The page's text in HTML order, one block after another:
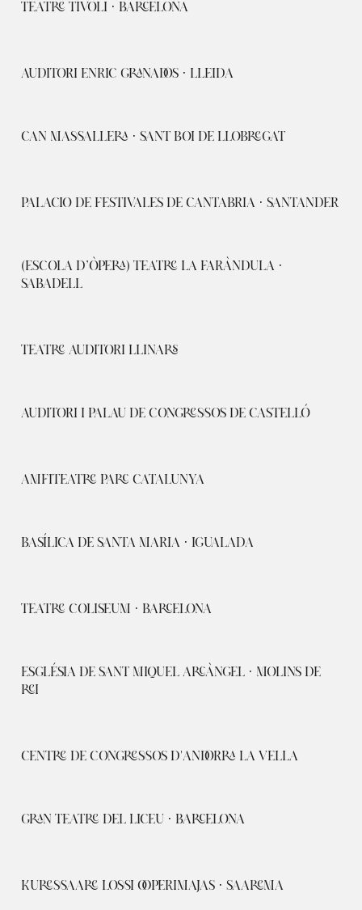
TEATRE TÍVOLI · BARCELONA
AUDITORI ENRIC GRANADOS · LLEIDA
CAN MASSALLERA · SANT BOI DE LLOBREGAT
PALACIO DE FESTIVALES DE CANTABRIA · SANTANDER
(ESCOLA D’ÒPERA) TEATRE LA FARÀNDULA ·
SABADELL
TEATRE AUDITORI LLINARS
AUDITORI I PALAU DE CONGRESSOS DE CASTELLÓ
AMFITEATRE PARC CATALUNYA
BASÍLICA DE SANTA MARIA · IGUALADA
TEATRE COLISEUM · BARCELONA
ESGLÉSIA DE SANT MIQUEL ARCÀNGEL · MOLINS DE
REI
CENTRE DE CONGRESSOS D'ANDORRA LA VELLA
GRAN TEATRE DEL LICEU · BARCELONA
KURESSAARE LOSSI OOPERIMAJAS · SAAREMA